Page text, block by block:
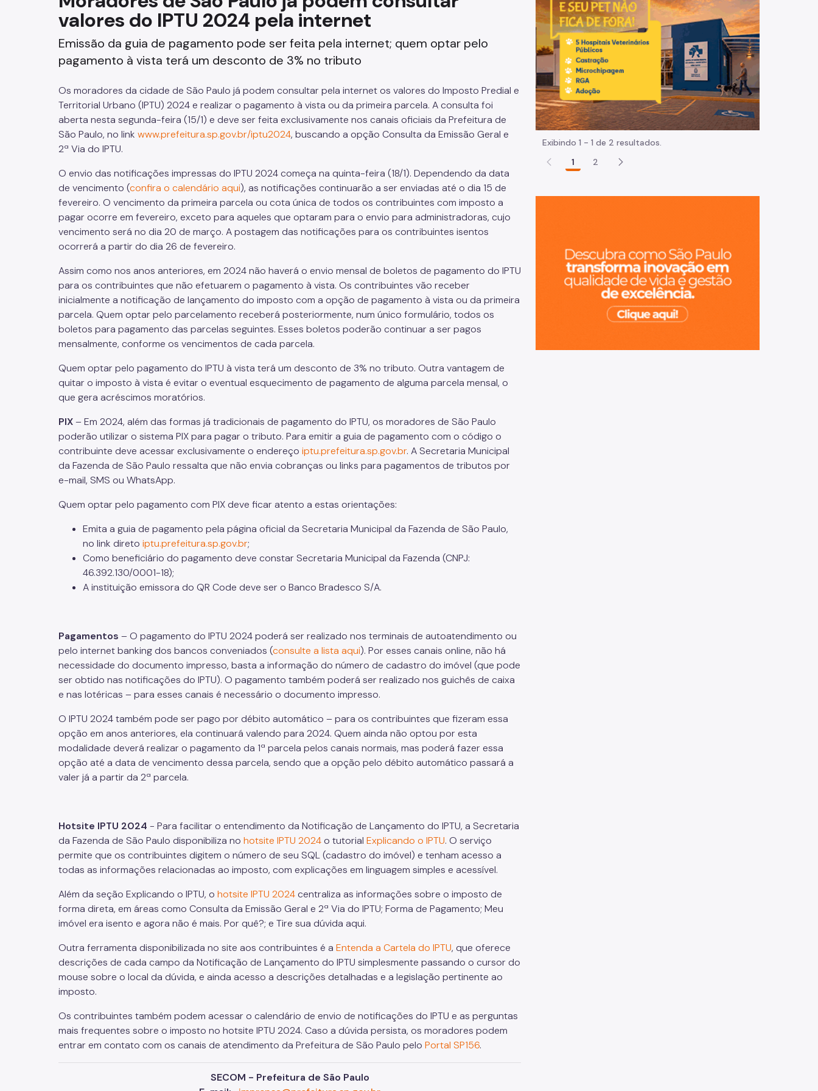
Fazenda
Funerários e Cemiteriais
Rua e Bairro
Saúde e Bem-estar
Trabalho
Impostos e Taxas
Legislação
Nota do Milhão
Oportunidades
Normas e procedimentos
valores do IPTU 2024 pela internet
Emissão da guia de pagamento pode ser feita pela internet; quem optar pelo
pagamento à vista terá um desconto de 3% no tributo
Os moradores da cidade de São Paulo já podem consultar pela internet os valores do Imposto Predial e
Territorial Urbano (IPTU) 2024 e realizar o pagamento à vista ou da primeira parcela. A consulta foi
aberta nesta segunda-feira (15/1) e deve ser feita exclusivamente nos canais oficiais da Prefeitura de
São Paulo, no link www.prefeitura.sp.gov.br/iptu2024, buscando a opção Consulta da Emissão Geral e
2ª Via do IPTU.
O envio das notificações impressas do IPTU 2024 começa na quinta-feira (18/1). Dependendo da data
de vencimento (confira o calendário aqui), as notificações continuarão a ser enviadas até o dia 15 de
fevereiro. O vencimento da primeira parcela ou cota única de todos os contribuintes com imposto a
pagar ocorre em fevereiro, exceto para aqueles que optaram para o envio para administradoras, cujo
vencimento será no dia 20 de março. A postagem das notificações para os contribuintes isentos
ocorrerá a partir do dia 26 de fevereiro.
Assim como nos anos anteriores, em 2024 não haverá o envio mensal de boletos de pagamento do IPTU
para os contribuintes que não efetuarem o pagamento à vista. Os contribuintes vão receber
inicialmente a notificação de lançamento do imposto com a opção de pagamento à vista ou da primeira
parcela. Quem optar pelo parcelamento receberá posteriormente, num único formulário, todos os
boletos para pagamento das parcelas seguintes. Esses boletos poderão continuar a ser pagos
mensalmente, conforme os vencimentos de cada parcela.
Quem optar pelo pagamento do IPTU à vista terá um desconto de 3% no tributo. Outra vantagem de
quitar o imposto à vista é evitar o eventual esquecimento de pagamento de alguma parcela mensal, o
que gera acréscimos moratórios.
PIX– Em 2024, além das formas já tradicionais de pagamento do IPTU, os moradores de São Paulo
poderão utilizar o sistema PIX para pagar o tributo. Para emitir a guia de pagamento com o código o
contribuinte deve acessar exclusivamente o endereço iptu.prefeitura.sp.gov.br. A Secretaria Municipal
da Fazenda de São Paulo ressalta que não envia cobranças ou links para pagamentos de tributos por
e-mail, SMS ou WhatsApp.
Quem optar pelo pagamento com PIX deve ficar atento a estas orientações:
Emita a guia de pagamento pela página oficial da Secretaria Municipal da Fazenda de São Paulo,
no link direto iptu.prefeitura.sp.gov.br;
Como beneficiário do pagamento deve constar Secretaria Municipal da Fazenda (CNPJ:
46.392.130/0001-18);
A instituição emissora do QR Code deve ser o Banco Bradesco S/A.
Pagamentos – O pagamento do IPTU 2024 poderá ser realizado nos terminais de autoatendimento ou
pelo internet banking dos bancos conveniados (consulte a lista aqui). Por esses canais online, não há
necessidade do documento impresso, basta a informação do número de cadastro do imóvel (que pode
ser obtido nas notificações do IPTU). O pagamento também poderá ser realizado nos guichês de caixa
e nas lotéricas – para esses canais é necessário o documento impresso.
O IPTU 2024 também pode ser pago por débito automático – para os contribuintes que fizeram essa
opção em anos anteriores, ela continuará valendo para 2024. Quem ainda não optou por esta
modalidade deverá realizar o pagamento da 1ª parcela pelos canais normais, mas poderá fazer essa
opção até a data de vencimento dessa parcela, sendo que a opção pelo débito automático passará a
valer já a partir da 2ª parcela.
Hotsite IPTU 2024 - Para facilitar o entendimento da Notificação de Lançamento do IPTU, a Secretaria
da Fazenda de São Paulo disponibiliza no hotsite IPTU 2024 o tutorial Explicando o IPTU. O serviço
permite que os contribuintes digitem o número de seu SQL (cadastro do imóvel) e tenham acesso a
todas as informações relacionadas ao imposto, com explicações em linguagem simples e acessível.
Além da seção Explicando o IPTU, o hotsite IPTU 2024 centraliza as informações sobre o imposto de
forma direta, em áreas como Consulta da Emissão Geral e 2ª Via do IPTU; Forma de Pagamento; Meu
imóvel era isento e agora não é mais. Por quê?; e Tire sua dúvida aqui.
Outra ferramenta disponibilizada no site aos contribuintes é a Entenda a Cartela do IPTU, que oferece
descrições de cada campo da Notificação de Lançamento do IPTU simplesmente passando o cursor do
mouse sobre o local da dúvida, e ainda acesso a descrições detalhadas e a legislação pertinente ao
imposto.
Os contribuintes também podem acessar o calendário de envio de notificações do IPTU e as perguntas
mais frequentes sobre o imposto no hotsite IPTU 2024. Caso a dúvida persista, os moradores podem
entrar em contato com os canais de atendimento da Prefeitura de São Paulo pelo Portal SP156.
SECOM - Prefeitura de São Paulo
Exibindo 1 - 1 de 2 resultados.
1
2